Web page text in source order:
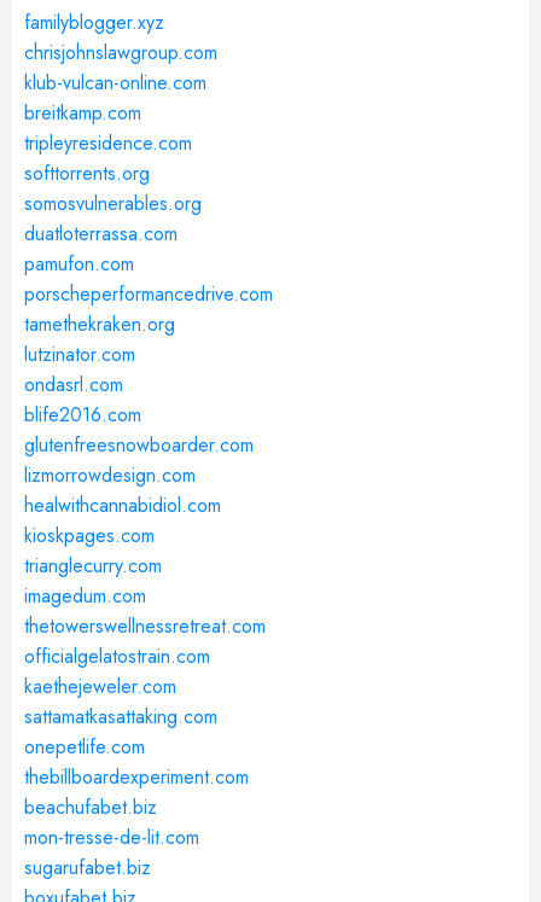
familyblogger.xyz
chrisjohnslawgroup.com
klub-vulcan-online.com
breitkamp.com
tripleyresidence.com
softtorrents.org
somosvulnerables.org
duatloterrassa.com
pamufon.com
porscheperformancedrive.com
tamethekraken.org
lutzinator.com
ondasrl.com
blife2016.com
glutenfreesnowboarder.com
lizmorrowdesign.com
healwithcannabidiol.com
kioskpages.com
trianglecurry.com
imagedum.com
thetowerswellnessretreat.com
officialgelatostrain.com
kaethejeweler.com
sattamatkasattaking.com
onepetlife.com
thebillboardexperiment.com
beachufabet.biz
mon-tresse-de-lit.com
sugarufabet.biz